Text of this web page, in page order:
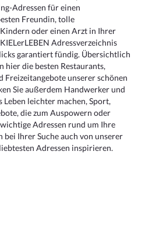
Adressen für einen
Freundin, tolle
oder einen Arzt in Ihrer
Adressverzeichnis
garantiert fündig. Übersichtlich
hier die besten Restaurants,
Freizeitangebote unserer schönen
Sie außerdem Handwerker und
Leben leichter machen, Sport,
die zum Auspowern oder
Adressen rund um Ihre
bei Ihrer Suche auch von unserer
Adressen inspirieren.